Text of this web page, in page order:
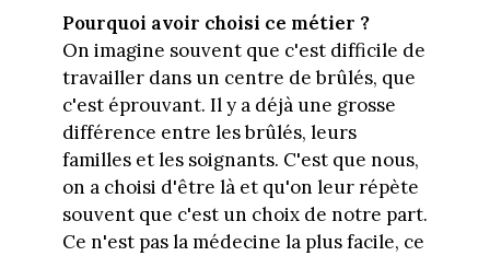
Pourquoi avoir choisi ce métier ?
On imagine souvent que c'est difficile de
travailler dans un centre de brûlés, que
c'est éprouvant. Il y a déjà une grosse
différence entre les brûlés, leurs
familles et les soignants. C'est que nous,
on a choisi d'être là et qu'on leur répète
souvent que c'est un choix de notre part.
Ce n'est pas la médecine la plus facile, ce